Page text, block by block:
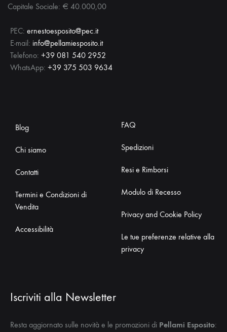
Capitale Sociale: € 40.000,00
PEC: ernestoesposito@pec.it
E-mail: info@pellamiesposito.it
Telefono: +39 081 540 2952
WhatsApp: +39 375 503 9634
Blog
Chi siamo
Contatti
Termini e Condizioni di
Vendita
Accessibilità
FAQ
Spedizioni
Resi e Rimborsi
Modulo di Recesso
Privacy and Cookie Policy
Le tue preferenze relative alla
privacy
Iscriviti alla Newsletter
Resta aggiornato sulle novità e le promozioni di Pellami Esposito: